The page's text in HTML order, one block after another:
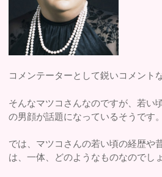
コメンテーターとして鋭いコメント
そんなマツコさんなのですが、若い
の男顔が話題になっているそうです。
では、マツコさんの若い頃の経歴や
は、一体、どのようなものなのでし